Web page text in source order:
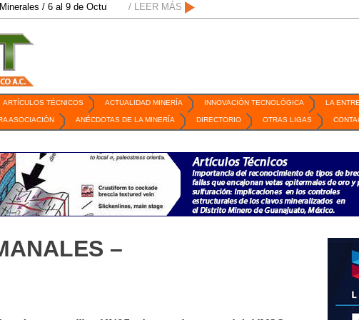
al 9 de Octubre de 2026 / San Luis Potosí, SLP / Mexico Mining Forum / 2 de
/ LEER MÁS
ARTÍCULOS TÉCNICOS ACTUALIDAD MINERÍA INNOVACIÓN TECNOLÓGICA LA
ASOCIACIÓN ANÉCDOTAS DE LA MINERÍA DIRECTORIO OTRAS LIGAS
–